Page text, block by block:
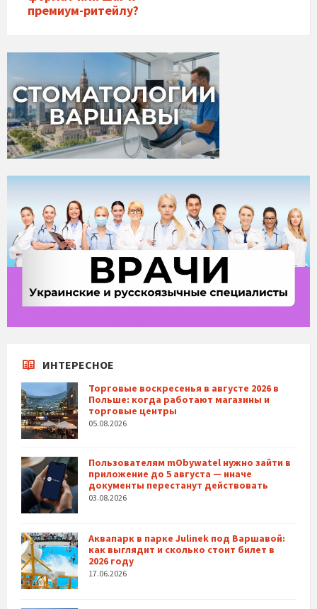
премиум-ритейлу?
ИНТЕРЕСНОЕ
Торговые воскресенья в августе 2026 в
Польше: когда работают магазины и
торговые центры
05.08.2026
Пользователям mObywatel нужно зайти в
приложение до 5 августа — иначе
документы перестанут действовать
03.08.2026
Аквапарк в парке Julinek под Варшавой:
как выглядит и сколько стоит билет в
2026 году
17.06.2026